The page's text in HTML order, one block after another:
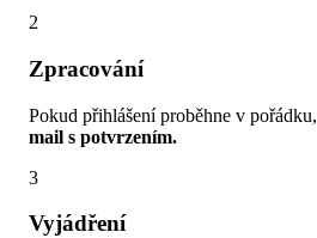
2
Zpracování
Pokud přihlášení proběhne v pořádku,
mail s potvrzením.
3
Vyjádření